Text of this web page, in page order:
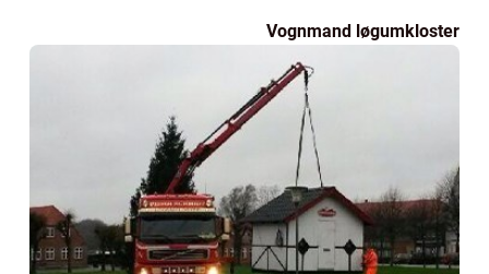
Vognmand løgumkloster